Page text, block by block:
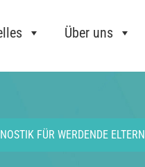
Über uns
FÜR WERDENDE ELTERN